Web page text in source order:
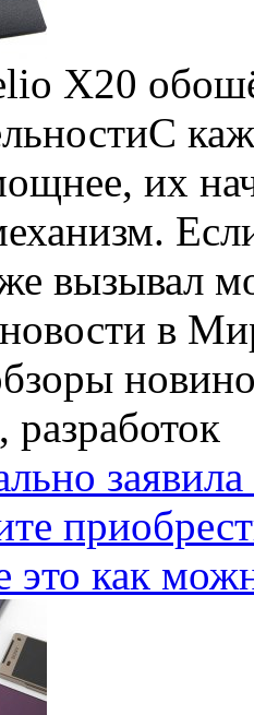
X20
С
их
вызывал
в
это как